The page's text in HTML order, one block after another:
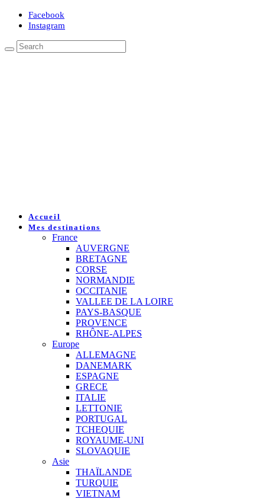
Facebook
Instagram
Accueil
Mes destinations
France
AUVERGNE
BRETAGNE
CORSE
NORMANDIE
OCCITANIE
VALLEE DE LA LOIRE
PAYS-BASQUE
PROVENCE
RHÔNE-ALPES
Europe
ALLEMAGNE
DANEMARK
ESPAGNE
GRECE
ITALIE
LETTONIE
PORTUGAL
TCHEQUIE
ROYAUME-UNI
SLOVAQUIE
Asie
THAÏLANDE
TURQUIE
VIETNAM